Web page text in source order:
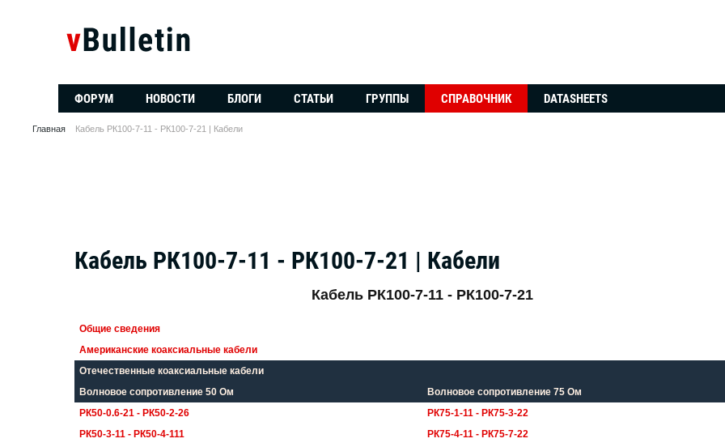
ФОРУМ НОВОСТИ БЛОГИ СТАТЬИ ГРУППЫ СПРАВОЧНИК DATASHEETS
Главная Кабель РК100-7-11 - РК100-7-21 | Кабели
Кабель РК100-7-11 - РК100-7-21 | Кабели
Кабель РК100-7-11 - РК100-7-21
Общие сведения
Американские коаксиальные кабели
Отечественные коаксиальные кабели
Волновое сопротивление 50 Ом
Волновое сопротивление 75 Ом
РК50-0.6-21 - РК50-2-26
РК75-1-11 - РК75-3-22
РК50-3-11 - РК50-4-111
РК75-4-11 - РК75-7-22